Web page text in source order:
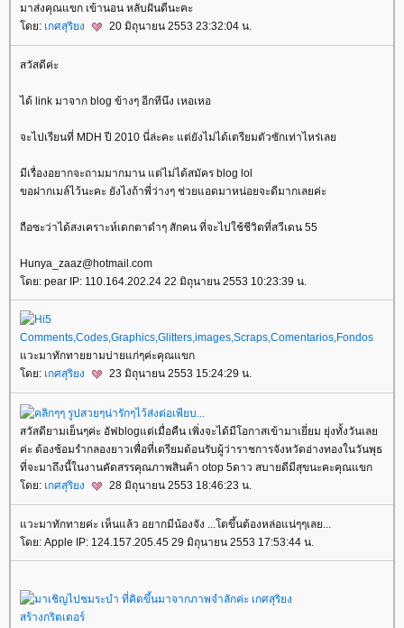
มาส่งคุณแขก เข้านอน หลับฝันดีนะคะ
ดย: เกศสุริยง 20 มิถุนายน 2553 23:32:04 น.
สวัสดีค่ะ
ได้ link มาจาก blog ข้างๆ อีกทีนึง เหอเหอ
จะไปเรียนที่ MDH ปี 2010 นี่ล่ะคะ แต่ยังไม่ได้เตรียมตัวซักเท่าไหร่เล
มีเรื่องอยากจะถามมากมาน แต่ไม่ได้สมัคร blog lol
ขอฝากเมล์ไว้นะคะ ยังไงถ้าพี่ว่างๆ ช่วยแอดมาหน่อยจะดีมากเลยค่ะ
ถือซะว่าได้สงเคราะห์เดกตาดำๆ สักคน ที่จะไปใช้ชีวิตที่สวีเดน 55
Hunya_zaaz@hotmail.com
ดย: pear IP: 110.164.202.24 22 มิถุนายน 2553 10:23:39 น.
วะมาทักทายยามบ่ายแก่ๆค่ะคุณแขก
ดย: เกศสุริยง 23 มิถุนายน 2553 15:24:29 น.
สวัสดียามเย็นๆค่ะ อัฟblogแต่เมื่อคืน เพิ่งจะได้มีโอกาสเข้ามาเยี่ยม ยุ่งทั้งวันเล
ค่ะ ต้องซ้อมรำกลองยาวเพื่อที่เตรียมต้อนรับผู้ว่าราชการจังหวัดอ่างทองในวันพุธ
ที่จะมาถึงนี้ในงานคัดสรรคุณภาพสินค้า otop 5ดาว สบายดีมีสุขนะคะคุณแขก
ดย: เกศสุริยง 28 มิถุนายน 2553 18:46:23 น.
วะมาทักทายค่ะ เห็นแล้ว อยากมีน้องจัง ...โตขึ้นต้องหล่อแน่ๆๆเลย...
ดย: Apple IP: 124.157.205.45 29 มิถุนายน 2553 17:53:44 น.
สร้างกริตเตอร์